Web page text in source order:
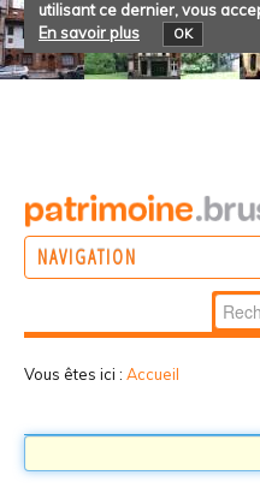
utilisant ce dernier, vous
En savoir plus
OK
NAVIGATION
Vous êtes ici : Accueil